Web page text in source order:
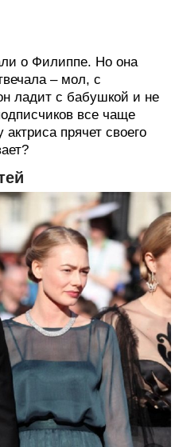
о Филиппе. Но она
– мол, с
ладит с бабушкой и не
все чаще
прячет своего